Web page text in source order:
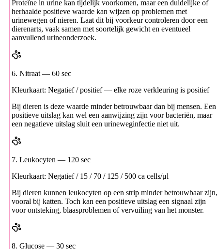
Proteïne in urine kan tijdelijk voorkomen, maar een duidelijke of
herhaalde positieve waarde kan wijzen op problemen met
urinewegen of nieren. Laat dit bij voorkeur controleren door een
dierenarts, vaak samen met soortelijk gewicht en eventueel
aanvullend urineonderzoek.
6. Nitraat — 60 sec
Kleurkaart: Negatief / positief — elke roze verkleuring is positief
Bij dieren is deze waarde minder betrouwbaar dan bij mensen. Een
positieve uitslag kan wel een aanwijzing zijn voor bacteriën, maar
een negatieve uitslag sluit een urineweginfectie niet uit.
7. Leukocyten — 120 sec
Kleurkaart: Negatief / 15 / 70 / 125 / 500 ca cells/μl
Bij dieren kunnen leukocyten op een strip minder betrouwbaar zijn,
vooral bij katten. Toch kan een positieve uitslag een signaal zijn
voor ontsteking, blaasproblemen of vervuiling van het monster.
8. Glucose — 30 sec